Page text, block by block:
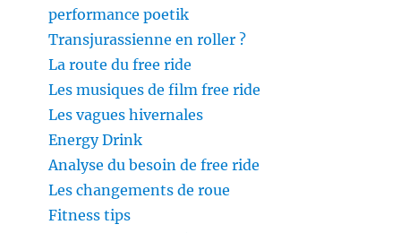
performance poetik
Transjurassienne en roller ?
La route du free ride
Les musiques de film free ride
Les vagues hivernales
Energy Drink
Analyse du besoin de free ride
Les changements de roue
Fitness tips